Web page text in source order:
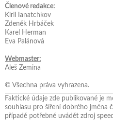
Členové redakce:
Kiril Ianatchkov
Zdeněk Hrbáček
Karel Herman
Eva Palánová
Webmaster:
Aleš Zemina
© Všechna práva vyhrazena.
Faktické údaje zde publikované je
souhlasu pro šíření dobrého jména
případě potřebné uvádět zdroj